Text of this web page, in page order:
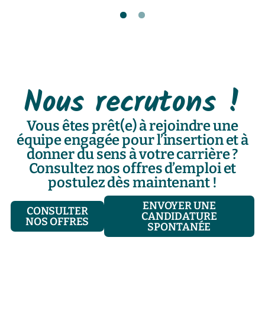
Nous recrutons !
Vous êtes prêt(e) à rejoindre une
équipe engagée pour l’insertion et à
donner du sens à votre carrière ?
Consultez nos offres d’emploi et
postulez dès maintenant !
CONSULTER
NOS OFFRES
ENVOYER UNE
CANDIDATURE
SPONTANÉE